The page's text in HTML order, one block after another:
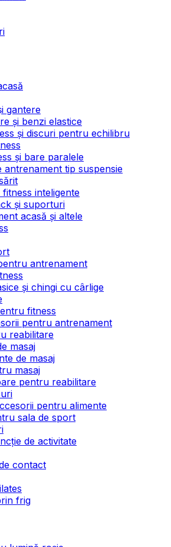
gantere
și benzi elastice
și discuri pentru echilibru
și bare paralele
antrenament tip suspensie
inteligente
și suporturi
acasă și altele
antrenament
și chingi cu cârlige
fitness
pentru antrenament
reabilitare
masaj
de masaj
masaj
pentru reabilitare
pentru alimente
sala de sport
de activitate
contact
frig